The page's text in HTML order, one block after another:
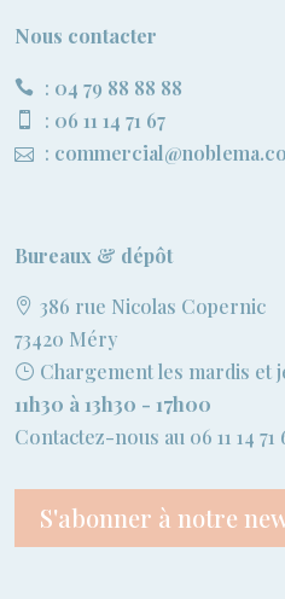
Nous contacter
: 04 79 88 88 88
: 06 11 14 71 67
:
Bureaux & dépôt
386 rue Nicolas Copernic
73420 Méry
Chargement les mardis et
11h30 à 13h30 - 17h00
Contactez-nous au 06 11 14 71
S'abonner à notre